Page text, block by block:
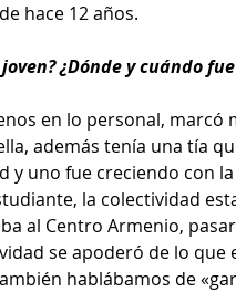
hace 12 años.
¿Dónde y cuándo
en lo personal, marcó
además tenía una tía
y uno fue creciendo con
la colectividad
al Centro Armenio,
se apoderó de lo que
hablábamos de